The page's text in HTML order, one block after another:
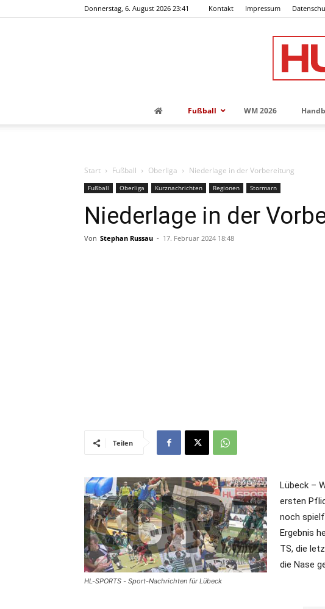
Donnerstag, 6. August 2026 23:41 Kontakt Impressum
Fußball WM 2026
Start Fußball Oberliga Niederlage in der Vorbereitung
Fußball Oberliga Kurznachrichten Regionen Stormarn
Niederlage in der
Von Stephan Russau - 17. Februar 2024 18:48
Teilen
HL-SPORTS - Sport-Nachrichten für Lübeck
Lübeck –
ersten
noch
Ergebnis
TS, die
die Nase